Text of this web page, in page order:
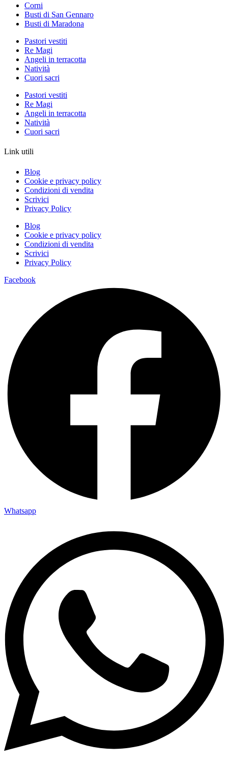
Corni
Busti di San Gennaro
Busti di Maradona
Pastori vestiti
Re Magi
Angeli in terracotta
Natività
Cuori sacri
Pastori vestiti
Re Magi
Angeli in terracotta
Natività
Cuori sacri
Link utili
Blog
Cookie e privacy policy
Condizioni di vendita
Scrivici
Privacy Policy
Blog
Cookie e privacy policy
Condizioni di vendita
Scrivici
Privacy Policy
Facebook
Whatsapp